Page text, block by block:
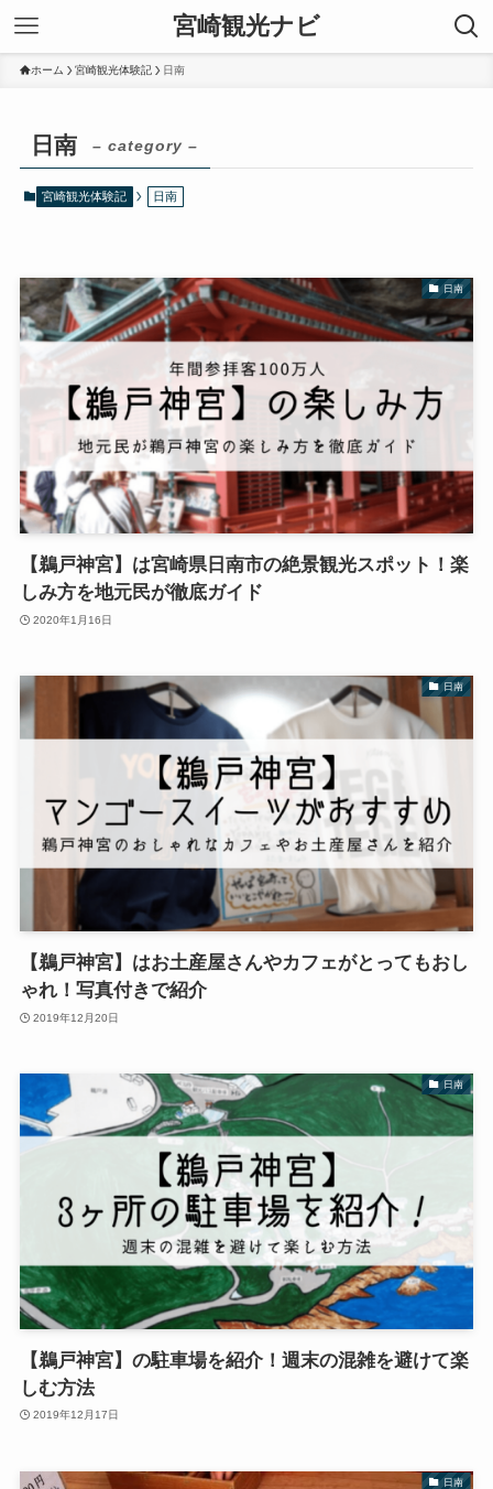
宮崎観光ナビ
ホーム 宮崎観光体験記 日南
日南 – category –
宮崎観光体験記 日南
日南
【鵜戸神宮】は宮崎県日南市の絶景観光スポット！楽
しみ方を地元民が徹底ガイド
2020年1月16日
日南
【鵜戸神宮】はお土産屋さんやカフェがとってもおし
ゃれ！写真付きで紹介
2019年12月20日
日南
【鵜戸神宮】の駐車場を紹介！週末の混雑を避けて楽
しむ方法
2019年12月17日
日南